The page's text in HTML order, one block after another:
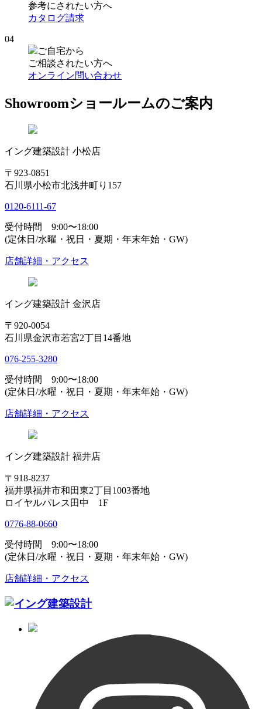
参考にされたい方へ
カタログ請求
04
ご自宅から
ご相談されたい方へ
オンライン問い合わせ
Showroomショールームのご案内
イング建築設計 小松店
〒923-0851
石川県小松市北浅井町り157
0120-6111-67
受付時間 9:00〜18:00
(定休日/水曜・祝日・夏期・年末年始・GW)
店舗詳細・アクセス
イング建築設計 金沢店
〒920-0054
石川県金沢市若宮2丁目14番地
076-255-3280
受付時間 9:00〜18:00
(定休日/水曜・祝日・夏期・年末年始・GW)
店舗詳細・アクセス
イング建築設計 福井店
〒918-8237
福井県福井市和田東2丁目1003番地
ロイヤルパレス田中 1F
0776-88-0660
受付時間 9:00〜18:00
(定休日/水曜・祝日・夏期・年末年始・GW)
店舗詳細・アクセス